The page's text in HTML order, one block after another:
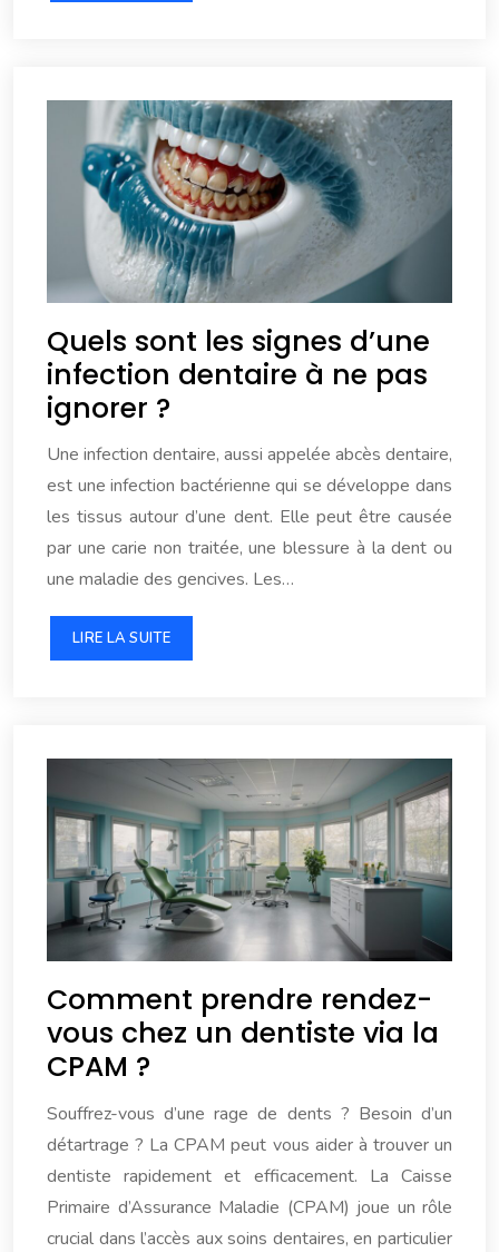
Quels sont les signes d’une
infection dentaire à ne pas
ignorer ?
Une infection dentaire, aussi appelée abcès dentaire,
est une infection bactérienne qui se développe dans
les tissus autour d’une dent. Elle peut être causée
par une carie non traitée, une blessure à la dent ou
une maladie des gencives. Les…
LIRE LA SUITE
Comment prendre rendez-
vous chez un dentiste via la
CPAM ?
Souffrez-vous d’une rage de dents ? Besoin d’un
détartrage ? La CPAM peut vous aider à trouver un
dentiste rapidement et efficacement. La Caisse
Primaire d’Assurance Maladie (CPAM) joue un rôle
crucial dans l’accès aux soins dentaires, en particulier